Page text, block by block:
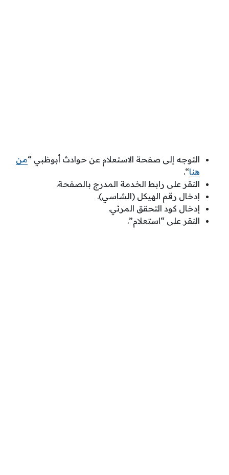
التوجه إلى صفحة الاستعلام عن حوادث أبوظبي “من
هنا“.
النقر على رابط الخدمة المدرج بالصفحة.
إدخال رقم الهيكل (الشاسي).
إدخال كود التحقق المرئي.
النقر على “استعلام”.